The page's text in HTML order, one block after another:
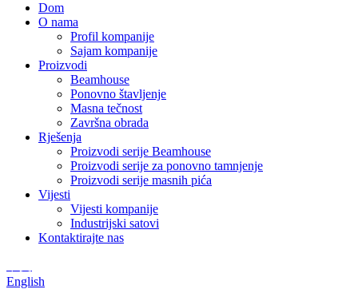
Dom
O nama
Profil kompanije
Sajam kompanije
Proizvodi
Beamhouse
Ponovno štavljenje
Masna tečnost
Završna obrada
Rješenja
Proizvodi serije Beamhouse
Proizvodi serije za ponovno tamnjenje
Proizvodi serije masnih pića
Vijesti
Vijesti kompanije
Industrijski satovi
Kontaktirajte nas
English